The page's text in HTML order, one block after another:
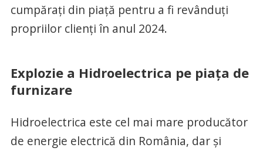
cumpărați din piață pentru a fi revânduți
propriilor clienți în anul 2024.
Explozie a Hidroelectrica pe piața de
furnizare
Hidroelectrica este cel mai mare producător
de energie electrică din România, dar și